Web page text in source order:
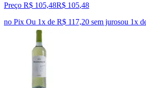
Preço R$ 105,48R$ 105,48
no Pix Ou 1x de R$ 117,20 sem jurosou 1x